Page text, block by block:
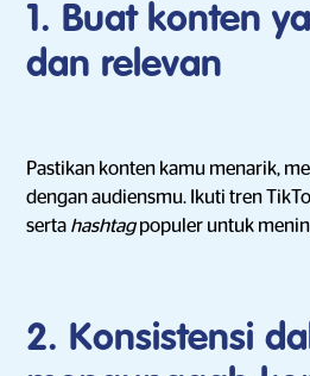
1. Buat konten
dan relevan
Pastikan konten kamu menarik,
dengan audiensmu. Ikuti tren
serta hashtagpopuler untuk
2. Konsistensi